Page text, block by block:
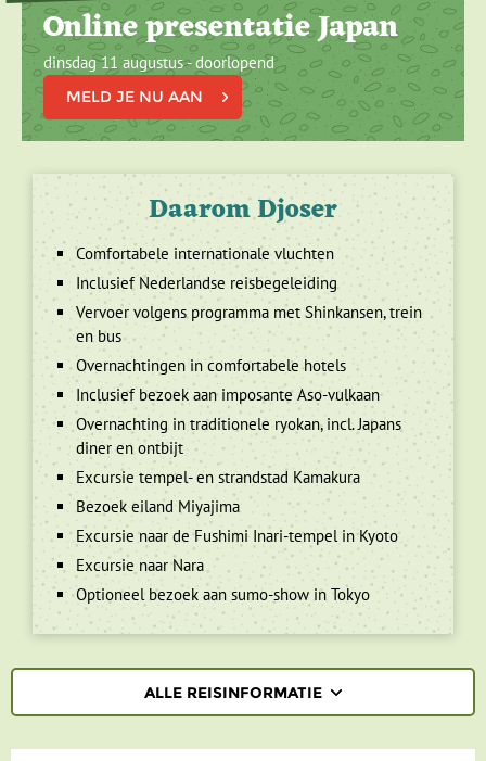
Online presentatie Japan
dinsdag 11 augustus - doorlopend
MELD JE NU AAN
Daarom Djoser
Comfortabele internationale vluchten
Inclusief Nederlandse reisbegeleiding
Vervoer volgens programma met Shinkansen, trein
en bus
Overnachtingen in comfortabele hotels
Inclusief bezoek aan imposante Aso-vulkaan
Overnachting in traditionele ryokan, incl. Japans
diner en ontbijt
Excursie tempel- en strandstad Kamakura
Bezoek eiland Miyajima
Excursie naar de Fushimi Inari-tempel in Kyoto
Excursie naar Nara
Optioneel bezoek aan sumo-show in Tokyo
ALLE REISINFORMATIE